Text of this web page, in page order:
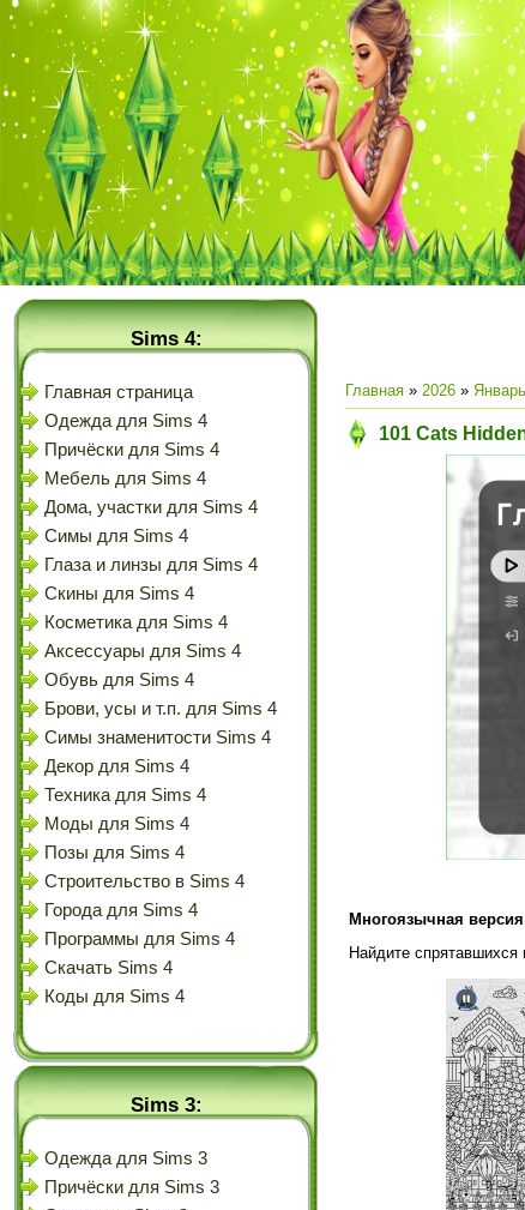
Sims 4:
Главная страница
Одежда для Sims 4
Причёски для Sims 4
Мебель для Sims 4
Дома, участки для Sims 4
Симы для Sims 4
Глаза и линзы для Sims 4
Скины для Sims 4
Косметика для Sims 4
Аксессуары для Sims 4
Обувь для Sims 4
Брови, усы и т.п. для Sims 4
Симы знаменитости Sims 4
Декор для Sims 4
Техника для Sims 4
Моды для Sims 4
Позы для Sims 4
Строительство в Sims 4
Города для Sims 4
Программы для Sims 4
Скачать Sims 4
Коды для Sims 4
Sims 3:
Одежда для Sims 3
Причёски для Sims 3
Главная » 2026 » Январь
101 Cats
Многоязычная версия
Найдите